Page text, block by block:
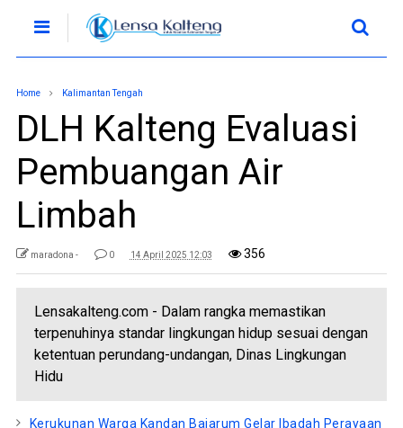
Home Kalimantan Tengah
DLH Kalteng Evaluasi
Pembuangan Air
Limbah
maradona - 0 14 April 2025 12:03 356
Lensakalteng.com - Dalam rangka memastikan
terpenuhinya standar lingkungan hidup sesuai dengan
ketentuan perundang-undangan, Dinas Lingkungan
Hidu
Kerukunan Warga Kandan Bajarum Gelar Ibadah Perayaan